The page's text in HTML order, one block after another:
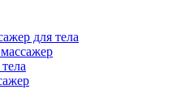
для тела